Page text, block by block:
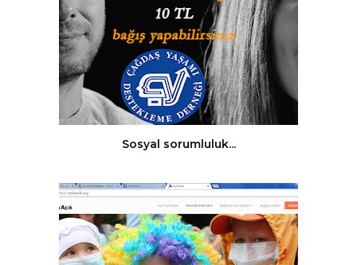
Sosyal sorumluluk...